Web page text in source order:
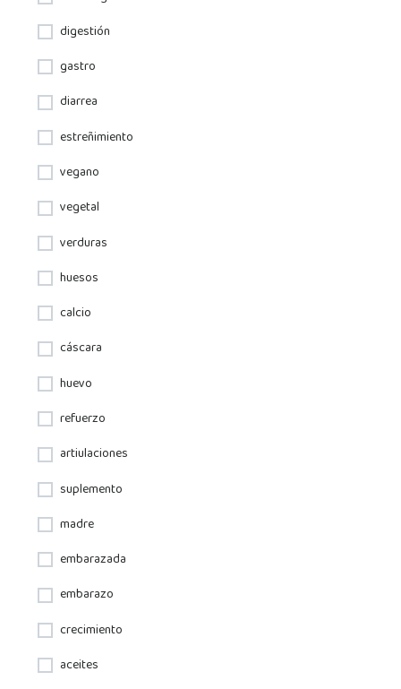
digestión
gastro
diarrea
estreñimiento
vegano
vegetal
verduras
huesos
calcio
cáscara
huevo
refuerzo
artiulaciones
suplemento
madre
embarazada
embarazo
crecimiento
aceites